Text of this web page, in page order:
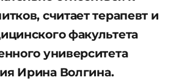
считает терапевт и
факультета
университета
Ирина Волгина.